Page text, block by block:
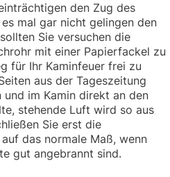
den Zug des
mal gar nicht gelingen den
Sie versuchen die
mit einer Papierfackel zu
für Ihr Kaminfeuer frei zu
aus der Tageszeitung
und im Kamin direkt an den
stehende Luft wird so aus
Sie erst die
das normale Maß, wenn
gut angebrannt sind.